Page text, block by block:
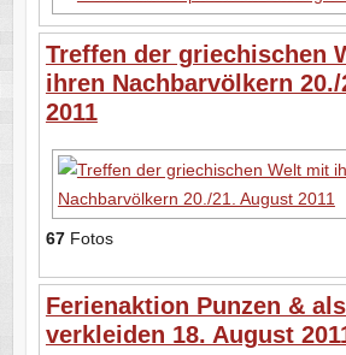
Treffen der griechischen
ihren Nachbarvölkern
2011
67Fotos
Ferienaktion Punzen &
verkleiden 18. August